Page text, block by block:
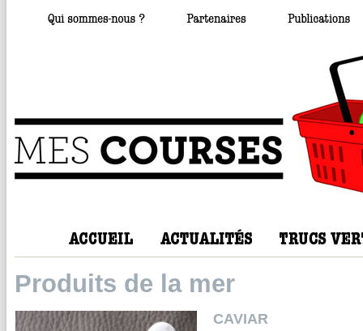
Produits de la mer
CAVIAR